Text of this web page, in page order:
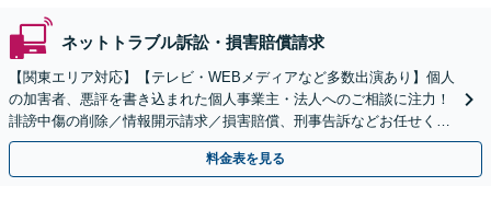
ネットトラブル訴訟・損害賠償請求
【関東エリア対応】【テレビ・WEBメディアなど多数出演あり】個人
の加害者、悪評を書き込まれた個人事業主・法人へのご相談に注力！
誹謗中傷の削除／情報開示請求／損害賠償、刑事告訴などお任せくだ
さい。トラブルが発生したら、すぐにご相談ください。
料金表を見る